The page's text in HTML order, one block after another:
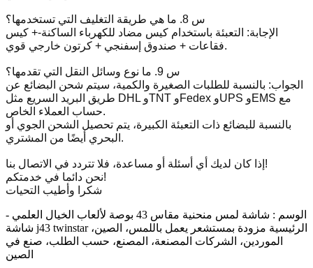
س 8. ما هي طريقة التغليف التي تستخدمها؟
الإجابة: التعبئة باستخدام كيس مضاد للكهرباء الساكنة-+ كيس
فقاعات + صندوق إسفنجي + كرتون خارجي قوي.
س 9. ما نوع وسائل النقل التي تقدمها؟
الجواب: بالنسبة للطلبات الصغيرة والكمية، سيتم شحن البضائع عن
طريق البريد السريع مثل DHL وTNT وFedex وUPS وEMS مع
حساب العملاء الخاص.
بالنسبة للبضائع ذات التعبئة الكبيرة، يتم تحصيل الشحن الجوي أو
البحري أيضًا من المشتري.
إذا كان لديك أي أسئلة أو مساعدة، فلا تتردد في الاتصال بنا!
نحن دائما في خدمتكم!
شكرا وأطيب التحيات
الوسم : شاشة لمس منحنية مقاس 43 بوصة لألعاب الخيال العلمي -
شاشة j43 twinstar الرئيسية مزودة بمستشعر يعمل باللمس، الصين،
الموردين، الشركات المصنعة، المصنع، حسب الطلب، صنع في
الصين